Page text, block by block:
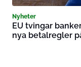
Nyheter
EU tvingar
nya betalregler